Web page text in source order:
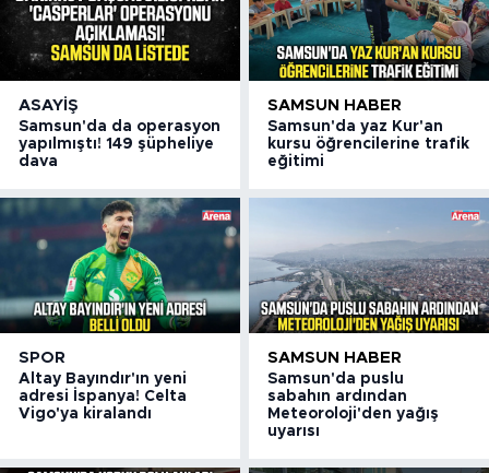
ASAYIŞ
Samsun'da da operasyon
yapılmıştı! 149 şüpheliye
dava
SAMSUN HABER
Samsun'da yaz Kur'an
kursu öğrencilerine trafik
eğitimi
SPOR
Altay Bayındır'ın yeni
adresi İspanya! Celta
Vigo'ya kiralandı
SAMSUN HABER
Samsun'da puslu
sabahın ardından
Meteoroloji'den yağış
uyarısı